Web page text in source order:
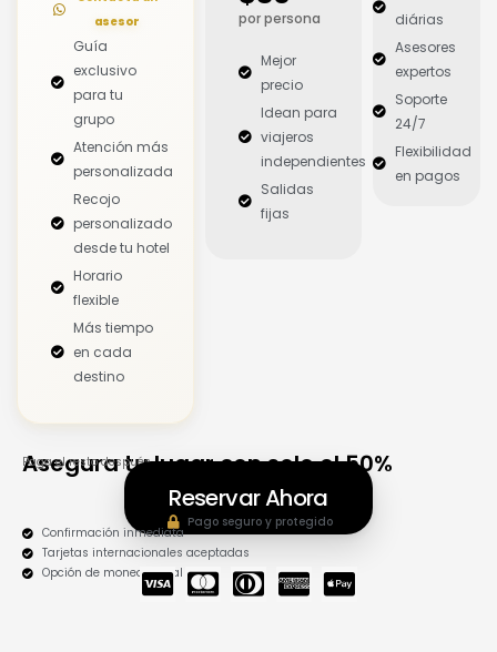
asesor
Guía
exclusivo
para tu
grupo
Atención más
personalizada
Recojo
personalizado
desde tu hotel
Horario
flexible
Más tiempo
en cada
destino
por persona
Mejor
precio
Idean para
viajeros
independientes
Salidas
fijas
diárias
Asesores
expertos
Soporte
24/7
Flexibilidad
en pagos
Asegura tu lugar con solo el 50%
Paga el resto después
Reservar Ahora
Pago seguro y protegido
Confirmación inmediata
Tarjetas internacionales aceptadas
Opción de moneda local
C C C C C